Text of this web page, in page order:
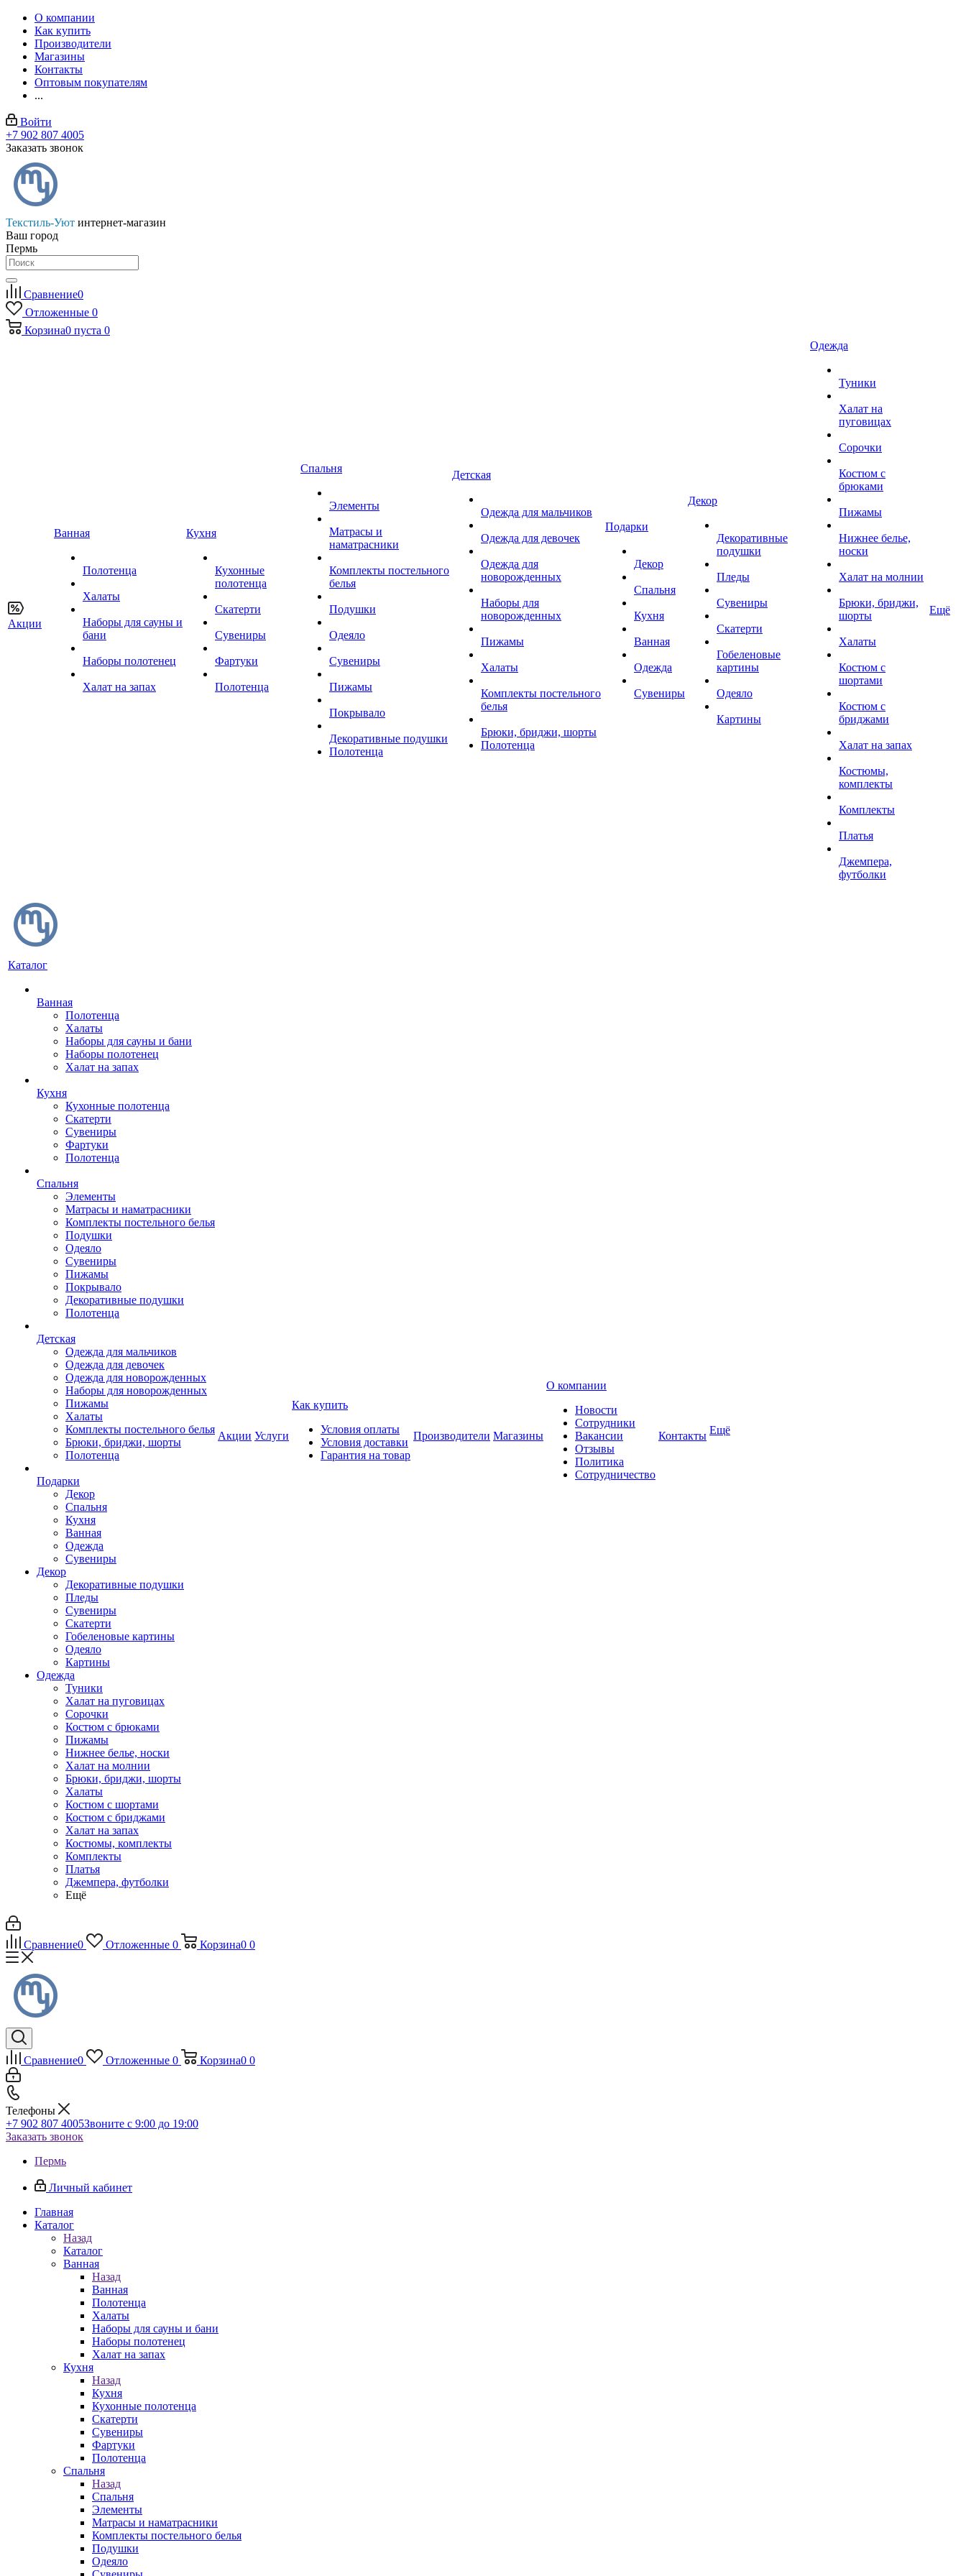
О компании
Как купить
Производители
Магазины
Контакты
Оптовым покупателям
...
Войти
+7 902 807 4005
Заказать звонок
Текстиль-Уют интернет-магазин
Ваш город
Пермь
Сравнение0
Отложенные 0
Корзина0 пуста 0
Акции
Ванная
Полотенца
Халаты
Наборы для сауны и
бани
Наборы полотенец
Халат на запах
Кухня
Кухонные
полотенца
Скатерти
Сувениры
Фартуки
Полотенца
Спальня
Элементы
Матрасы и
наматрасники
Комплекты постельного
белья
Подушки
Одеяло
Сувениры
Пижамы
Покрывало
Декоративные подушки
Полотенца
Детская
Одежда для мальчиков
Одежда для девочек
Одежда для
новорожденных
Наборы для
новорожденных
Пижамы
Халаты
Комплекты постельного
белья
Брюки, бриджи, шорты
Полотенца
Подарки
Декор
Спальня
Кухня
Ванная
Одежда
Сувениры
Декор
Декоративные
подушки
Пледы
Сувениры
Скатерти
Гобеленовые
картины
Одеяло
Картины
Одежда
Туники
Халат на
пуговицах
Сорочки
Костюм с
брюками
Пижамы
Нижнее белье,
носки
Халат на молнии
Брюки, бриджи,
шорты
Халаты
Костюм с
шортами
Костюм с
бриджами
Халат на запах
Костюмы,
комплекты
Комплекты
Платья
Джемпера,
футболки
Ещё
Каталог
Ванная
Полотенца
Халаты
Наборы для сауны и бани
Наборы полотенец
Халат на запах
Кухня
Кухонные полотенца
Скатерти
Сувениры
Фартуки
Полотенца
Спальня
Элементы
Матрасы и наматрасники
Комплекты постельного белья
Подушки
Одеяло
Сувениры
Пижамы
Покрывало
Декоративные подушки
Полотенца
Детская
Одежда для мальчиков
Одежда для девочек
Одежда для новорожденных
Наборы для новорожденных
Пижамы
Халаты
Комплекты постельного белья
Брюки, бриджи, шорты
Полотенца
Подарки
Декор
Спальня
Кухня
Ванная
Одежда
Сувениры
Декор
Декоративные подушки
Пледы
Сувениры
Скатерти
Гобеленовые картины
Одеяло
Картины
Одежда
Туники
Халат на пуговицах
Сорочки
Костюм с брюками
Пижамы
Нижнее белье, носки
Халат на молнии
Брюки, бриджи, шорты
Халаты
Костюм с шортами
Костюм с бриджами
Халат на запах
Костюмы, комплекты
Комплекты
Платья
Джемпера, футболки
Ещё
Акции Услуги
Как купить
Условия оплаты
Условия доставки
Гарантия на товар
Производители Магазины
О компании
Новости
Сотрудники
Вакансии
Отзывы
Политика
Сотрудничество
Контакты Ещё
Сравнение0 Отложенные 0 Корзина0 0
Сравнение0 Отложенные 0 Корзина0 0
Телефоны
+7 902 807 4005Звоните с 9:00 до 19:00
Заказать звонок
Пермь
Личный кабинет
Главная
Каталог
Назад
Каталог
Ванная
Назад
Ванная
Полотенца
Халаты
Наборы для сауны и бани
Наборы полотенец
Халат на запах
Кухня
Назад
Кухня
Кухонные полотенца
Скатерти
Сувениры
Фартуки
Полотенца
Спальня
Назад
Спальня
Элементы
Матрасы и наматрасники
Комплекты постельного белья
Подушки
Одеяло